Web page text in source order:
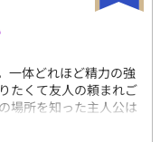
一体どれほど精力の強
たくて友人の頼まれご
場所を知った主人公は
だった。※色々注意、